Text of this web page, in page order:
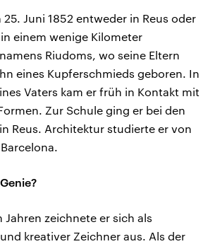
Juni 1852 entweder in Reus oder
einem wenige Kilometer
Riudoms, wo seine Eltern
eines Kupferschmieds geboren. In
Vaters kam er früh in Kontakt mit
Zur Schule ging er bei den
Reus. Architektur studierte er von
Jahren zeichnete er sich als
kreativer Zeichner aus. Als der